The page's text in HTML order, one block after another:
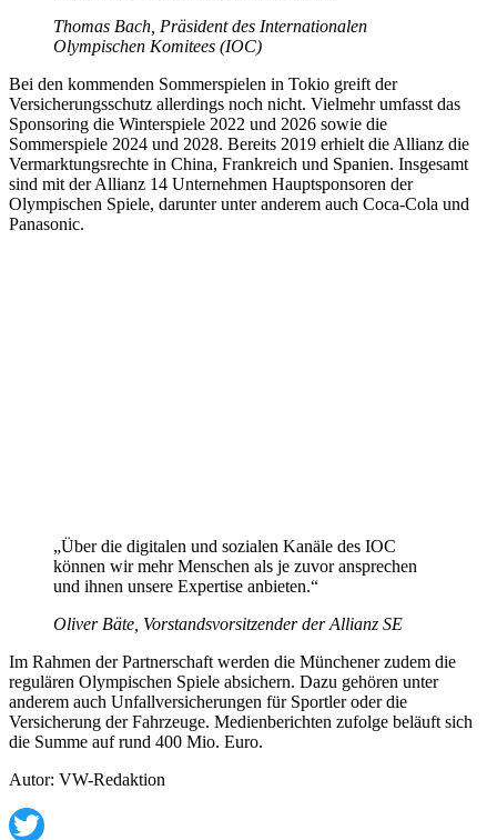
Thomas Bach, Präsident des Internationalen
Olympischen Komitees (IOC)
Bei den kommenden Sommerspielen in Tokio greift der
Versicherungsschutz allerdings noch nicht. Vielmehr umfasst das
Sponsoring die Winterspiele 2022 und 2026 sowie die
Sommerspiele 2024 und 2028. Bereits 2019 erhielt die Allianz die
Vermarktungsrechte in China, Frankreich und Spanien. Insgesamt
sind mit der Allianz 14 Unternehmen Hauptsponsoren der
Olympischen Spiele, darunter unter anderem auch Coca-Cola und
Panasonic.
„Über die digitalen und sozialen Kanäle des IOC
können wir mehr Menschen als je zuvor ansprechen
und ihnen unsere Expertise anbieten.“
Oliver Bäte, Vorstandsvorsitzender der Allianz SE
Im Rahmen der Partnerschaft werden die Münchener zudem die
regulären Olympischen Spiele absichern. Dazu gehören unter
anderem auch Unfallversicherungen für Sportler oder die
Versicherung der Fahrzeuge. Medienberichten zufolge beläuft sich
die Summe auf rund 400 Mio. Euro.
Autor: VW-Redaktion